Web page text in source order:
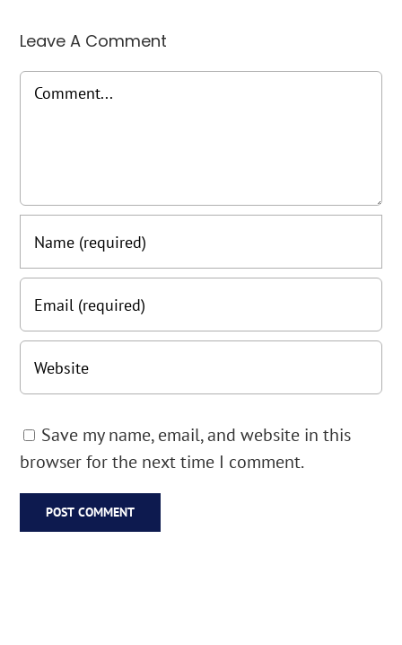
Leave A Comment
Comment
Save my name, email, and website in this
browser for the next time I comment.